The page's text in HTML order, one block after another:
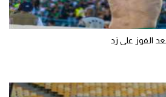
الفوز على زد